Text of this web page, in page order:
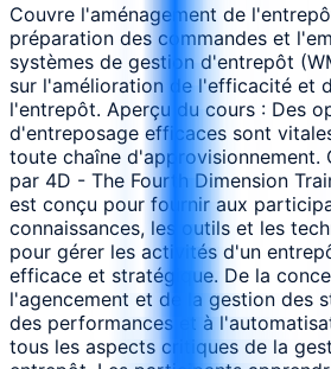
Couvre l'aménagement de
préparation des commandes et
systèmes de gestion d'entrepôt
sur l'amélioration de l'efficacité et
l'entrepôt. Aperçu du cours : Des
d'entreposage efficaces sont
toute chaîne d'approvisionnement.
par 4D - The Fourth Dimension
est conçu pour fournir aux
connaissances, les outils et les
pour gérer les activités d'un
efficace et stratégique. De la
l'agencement et de la gestion des
des performances et à
tous les aspects critiques de la